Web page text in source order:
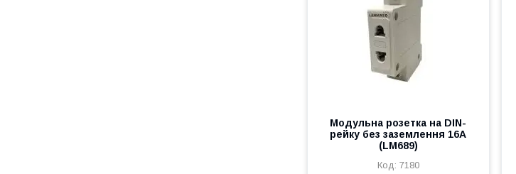
Модульна розетка на DIN-
рейку без заземлення 16А
(LM689)
7180